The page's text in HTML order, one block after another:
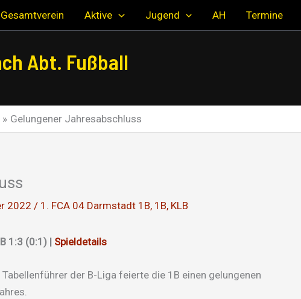
Gesamtverein Aktive Jugend AH Termine
Abt. Fußball
Gelungener Jahresabschluss
2022 / 1. FCA 04 Darmstadt 1B, 1B, KLB
1:3 (0:1) | Spieldetails
der B-Liga feierte die 1B einen gelungenen